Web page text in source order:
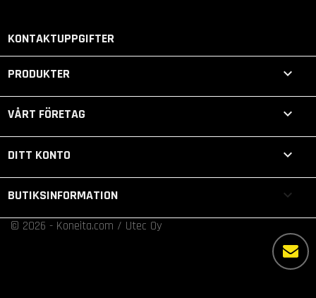
KONTAKTUPPGIFTER
PRODUKTER 
VÅRT FÖRETAG 
DITT KONTO 
BUTIKSINFORMATION keyboard_arrow_down
© 2026 - Koneita.com / Utec Oy